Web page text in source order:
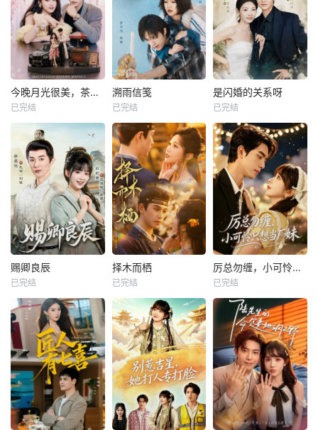
今晚月光很美，茶香四溢
已完结
溯雨信笺
已完结
是闪婚的关系呀
已完结
赐卿良辰
已完结
择木而栖
已完结
厉总勿缠，小可怜只想当厂妹
已完结